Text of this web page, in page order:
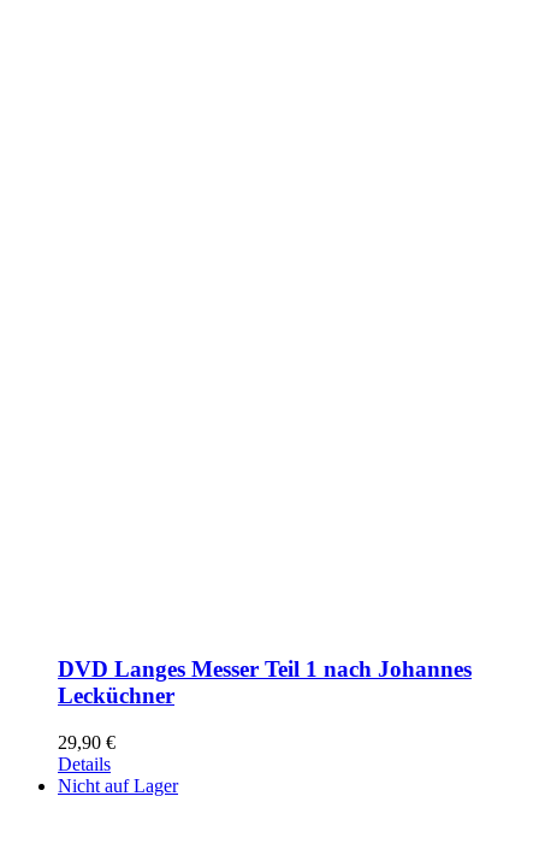
DVD Langes Messer Teil 1 nach Johannes
Lecküchner
29,90 €
Details
Nicht auf Lager